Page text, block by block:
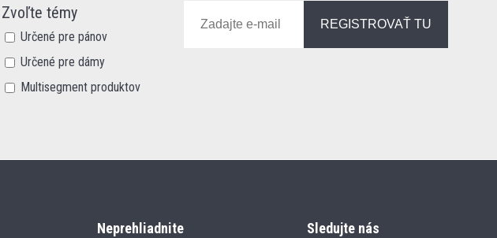
Zvoľte témy
Určené pre pánov
Určené pre dámy
Multisegment produktov
REGISTROVAŤ TU
Neprehliadnite Sledujte nás